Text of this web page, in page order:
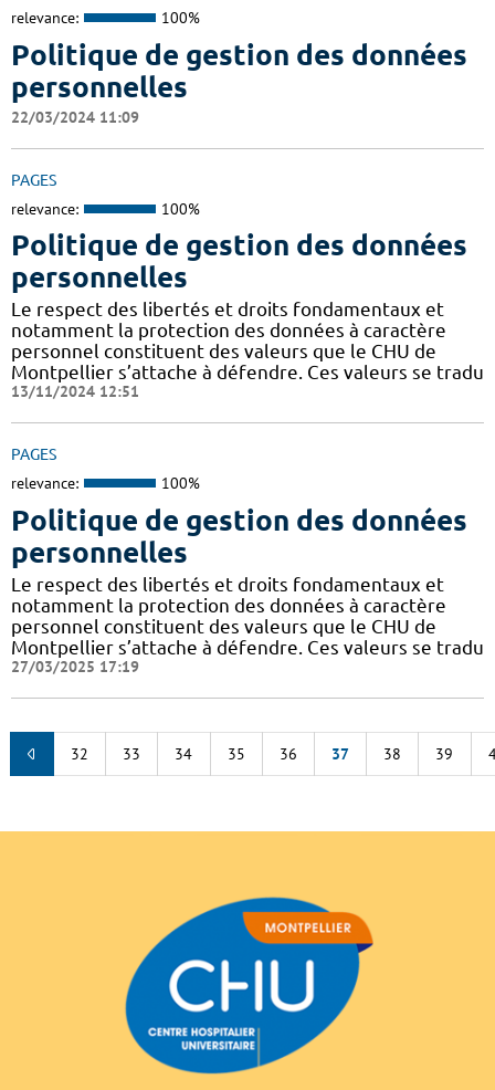
relevance: 100%
Politique de gestion des données
personnelles
22/03/2024 11:09
PAGES
relevance: 100%
Politique de gestion des données
personnelles
Le respect des libertés et droits fondamentaux et
notamment la protection des données à caractère
personnel constituent des valeurs que le CHU de
Montpellier s’attache à défendre. Ces valeurs se tradu
13/11/2024 12:51
PAGES
relevance: 100%
Politique de gestion des données
personnelles
Le respect des libertés et droits fondamentaux et
notamment la protection des données à caractère
personnel constituent des valeurs que le CHU de
Montpellier s’attache à défendre. Ces valeurs se tradu
27/03/2025 17:19
32 33 34 35 36 37 38 39